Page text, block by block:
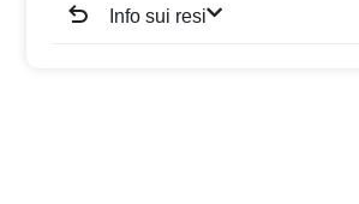
Info sui resi